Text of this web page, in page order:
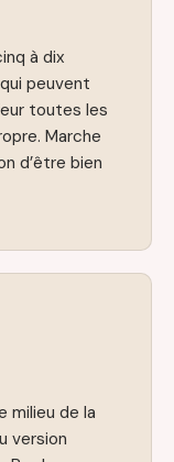
à dix
peuvent
toutes les
Marche
d’être bien
milieu de la
version